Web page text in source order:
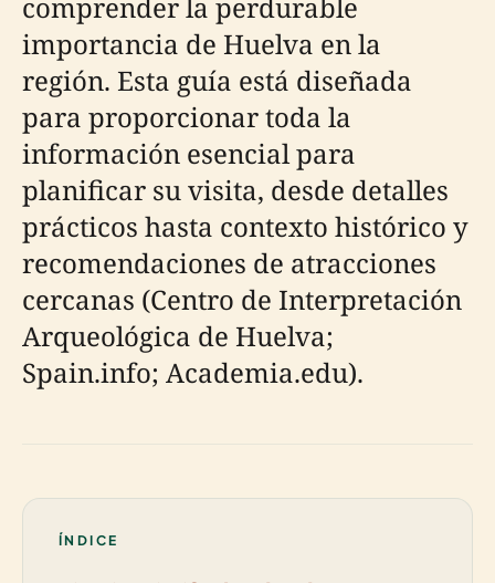
importancia de Huelva en la
región. Esta guía está diseñada
para proporcionar toda la
información esencial para
planificar su visita, desde detalles
prácticos hasta contexto histórico y
recomendaciones de atracciones
cercanas (Centro de Interpretación
Arqueológica de Huelva;
Spain.info; Academia.edu).
ÍNDICE